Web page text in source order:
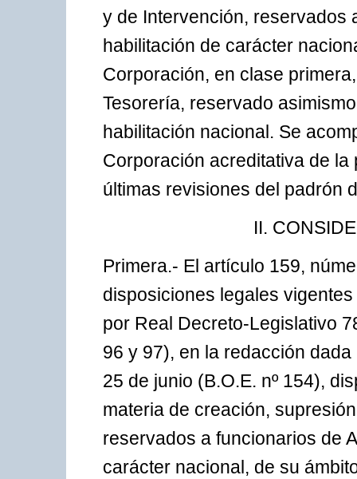
y de Intervención, reservados
habilitación de carácter
Corporación, en clase
Tesorería, reservado
habilitación nacional. Se
Corporación acreditativa de
últimas revisiones del padrón
II.
Primera.- El artículo 159,
disposiciones legales
por Real Decreto-Legislativo
96 y 97), en la redacción
25 de junio (B.O.E. nº 154),
materia de creación,
reservados a funcionarios de
carácter nacional, de su